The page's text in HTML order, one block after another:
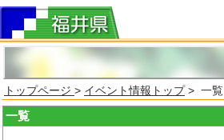
トップページ > イベント情報トップ> 一覧
一覧